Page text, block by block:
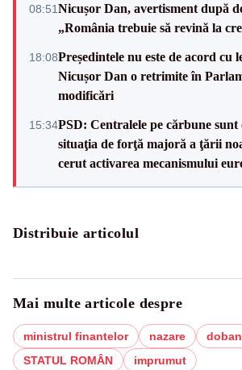
08:51Nicușor Dan, avertisment după
„România trebuie să revină la
18:08Președintele nu este de acord cu
Nicușor Dan o retrimite în
modificări
15:34PSD: Centralele pe cărbune sunt
situaţia de forţă majoră a ţării
cerut activarea mecanismului
Distribuie articolul
Mai multe articole despre
ministrul finantelor nazare
STATUL ROMÂN
imprumut